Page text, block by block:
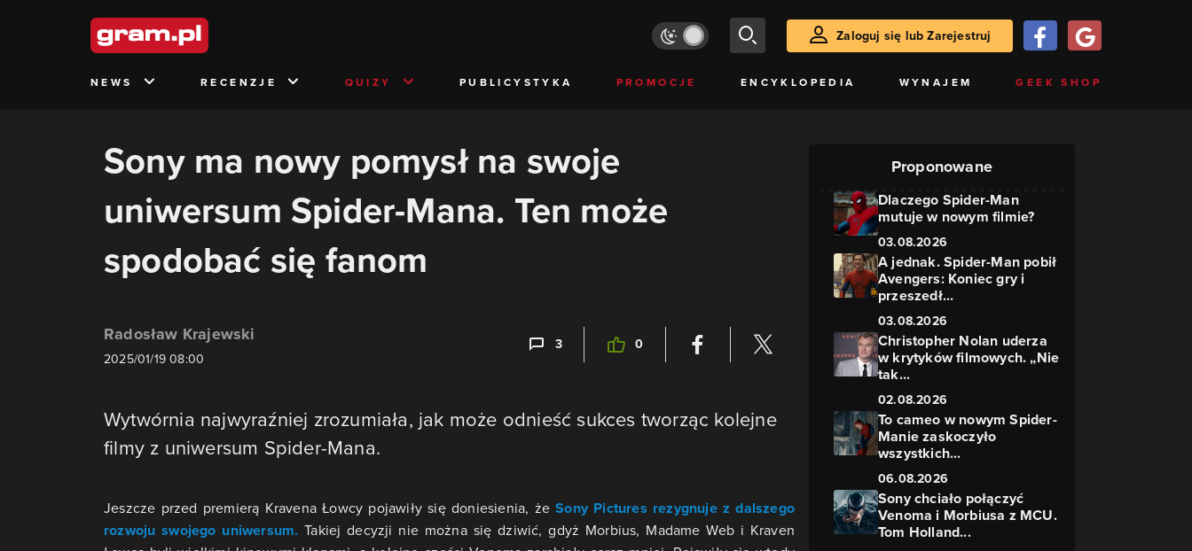
Zaloguj się lub Zarejestruj
NEWS RECENZJE QUIZY PUBLICYSTYKA PROMOCJE ENCYKLOPEDIA WYNAJEM GEEK SHOP
Sony ma nowy pomysł na swoje
uniwersum Spider-Mana. Ten może
spodobać się fanom
Radosław Krajewski
2025/01/19 08:00
3 0
Wytwórnia najwyraźniej zrozumiała, jak może odnieść sukces tworząc kolejne
filmy z uniwersum Spider-Mana.
Jeszcze przed premierą Kravena Łowcy pojawiły się doniesienia, żeSony Pictures rezygnuje z dalszego
rozwoju swojego uniwersum. Takiej decyzji nie można się dziwić, gdyż Morbius, Madame Web i Kraven
Proponowane
Dlaczego Spider-Man
mutuje w nowym filmie?
03.08.2026
A jednak. Spider-Man pobił
Avengers: Koniec gry i
przeszedł...
03.08.2026
Christopher Nolan uderza
w krytyków filmowych. „Nie
tak...
02.08.2026
To cameo w nowym Spider-
Manie zaskoczyło
wszystkich...
06.08.2026
Sony chciało połączyć
Venoma i Morbiusa z MCU.
Tom Holland...